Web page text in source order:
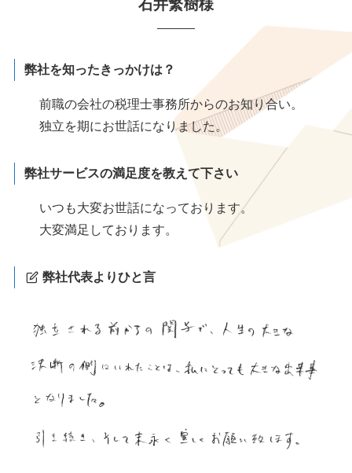
石井繁樹様
弊社を知ったきっかけは？
前職の会社の税理士事務所からのお知り合い。
独立を期にお世話になりました。
弊社サービスの満足度を教えて下さい
いつも大変お世話になっております。
大変満足しております。
弊社代表よりひと言